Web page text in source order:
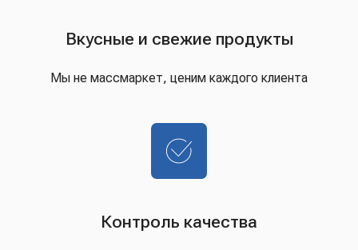
Вкусные и свежие продукты
Мы не массмаркет, ценим каждого клиента
Контроль качества